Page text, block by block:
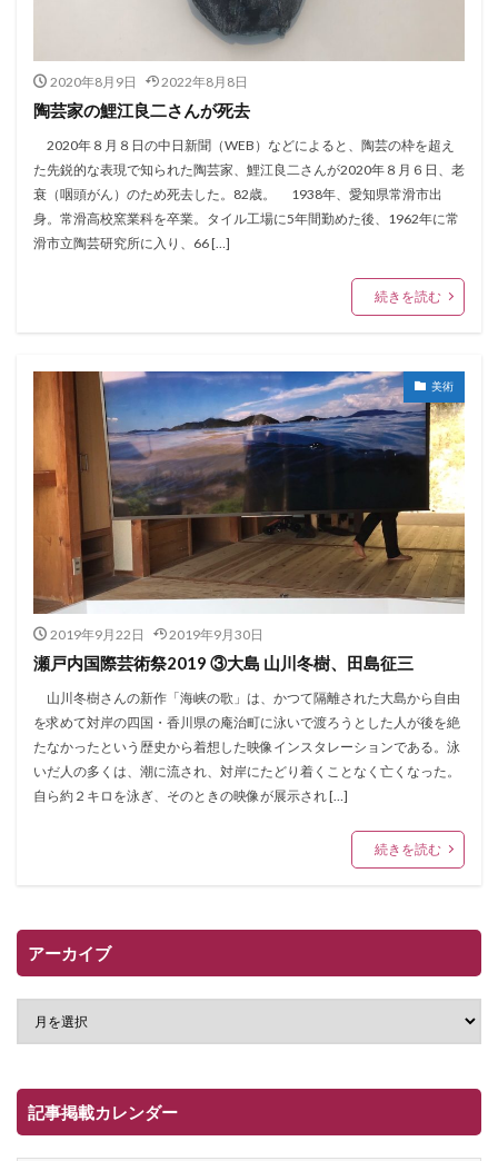
2020年8月9日 2022年8月8日
陶芸家の鯉江良二さんが死去
2020年８月８日の中日新聞（WEB）などによると、陶芸の枠を超え
た先鋭的な表現で知られた陶芸家、鯉江良二さんが2020年８月６日、老
衰（咽頭がん）のため死去した。82歳。 1938年、愛知県常滑市出
身。常滑高校窯業科を卒業。タイル工場に5年間勤めた後、1962年に常
滑市立陶芸研究所に入り、66 […]
続きを読む
美術
2019年9月22日 2019年9月30日
瀬戸内国際芸術祭2019 ③大島 山川冬樹、田島征三
山川冬樹さんの新作「海峡の歌」は、かつて隔離された大島から自由
を求めて対岸の四国・香川県の庵治町に泳いで渡ろうとした人が後を絶
たなかったという歴史から着想した映像インスタレーションである。泳
いだ人の多くは、潮に流され、対岸にたどり着くことなく亡くなった。
自ら約２キロを泳ぎ、そのときの映像が展示され […]
続きを読む
アーカイブ
記事掲載カレンダー